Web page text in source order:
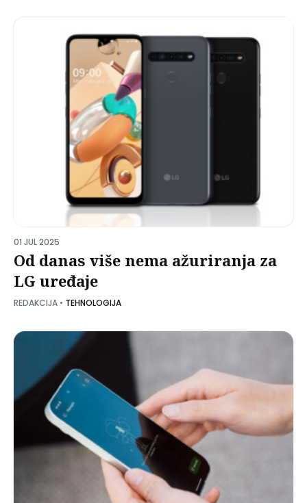
01 JUL 2025
Od danas više nema ažuriranja za
LG uređaje
REDAKCIJA • TEHNOLOGIJA